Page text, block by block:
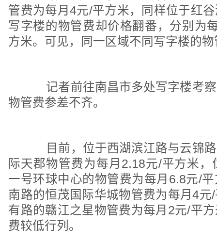
管费为每月4元/平方米，同样位于红
写字楼的物管费却价格翻番，分别为
方米。可见，同一区域不同写字楼的
记者前往南昌市多处写字楼考察
物管费参差不齐。
目前，位于西湖滨江路与云锦路
际天郡物管费为每月2.18元/平方米
一号环球中心的物管费为每月6.8元/
南路的恒茂国际华城物管费为每月4
有路的赣江之星物管费为每月2元/平
费较低行列。